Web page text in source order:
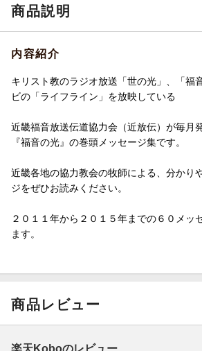
商品説明
内容紹介
キリスト教のラジオ放送「世の光」、「福
ビの「ライフライン」を放映している
近畿福音放送伝道協力会（近放伝）が毎月
『福音の光』の巻頭メッセージ集です。
近畿各地の協力教会の牧師による、分かり
ジをぜひお読みください。
２０１１年から２０１５年までの６０メッ
ます。
商品レビュー